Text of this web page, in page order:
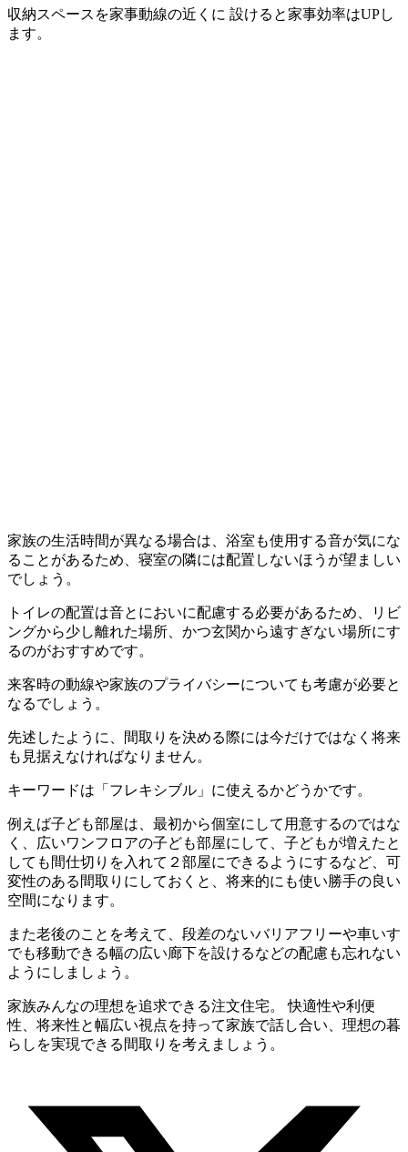
収納スペースを家事動線の近くに 設けると家事効率はUPし
ます。
家族の生活時間が異なる場合は、浴室も使用する音が気にな
ることがあるため、寝室の隣には配置しないほうが望ましい
でしょう。
トイレの配置は音とにおいに配慮する必要があるため、リビ
ングから少し離れた場所、かつ玄関から遠すぎない場所にす
るのがおすすめです。
来客時の動線や家族のプライバシーについても考慮が必要と
なるでしょう。
先述したように、間取りを決める際には今だけではなく将来
も見据えなければなりません。
キーワードは「フレキシブル」に使えるかどうかです。
例えば子ども部屋は、最初から個室にして用意するのではな
く、広いワンフロアの子ども部屋にして、子どもが増えたと
しても間仕切りを入れて２部屋にできるようにするなど、可
変性のある間取りにしておくと、将来的にも使い勝手の良い
空間になります。
また老後のことを考えて、段差のないバリアフリーや車いす
でも移動できる幅の広い廊下を設けるなどの配慮も忘れない
ようにしましょう。
家族みんなの理想を追求できる注文住宅。 快適性や利便
性、将来性と幅広い視点を持って家族で話し合い、理想の暮
らしを実現できる間取りを考えましょう。